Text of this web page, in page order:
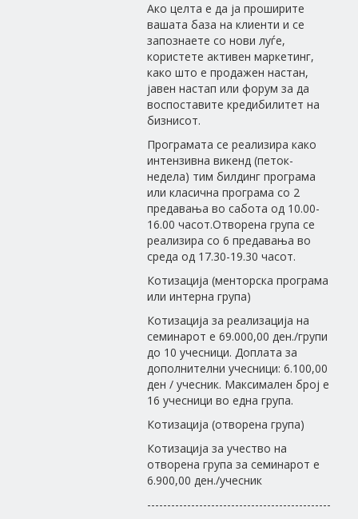
Ако целта е да ја проширите
вашата база на клиенти и се
запознаете со нови луѓе,
користете активен маркетинг,
како што е продажен настан,
јавен настап или форум за да
воспоставите кредибилитет на
бизнисот.
Програмата се реализира како
интензивна викенд (петок-
недела) тим билдинг програма
или класична програма со 2
предавања во сабота од 10.00-
16.00 часот.Отворена група се
реализира со 6 предавања во
среда од 17.30-19.30 часот.
Котизација (менторска програма
или интерна група)
Котизација за реализација на
семинарот е 69.000,00 ден./групи
до 10 учесници. Доплата за
дополнителни учесници: 6.100,00
ден / учесник. Максимален број е
16 учесници во една група.
Котизација (отворена група)
Котизација за учество на
отворена група за семинарот е
6.900,00 ден./учесник
----------------------------------------------